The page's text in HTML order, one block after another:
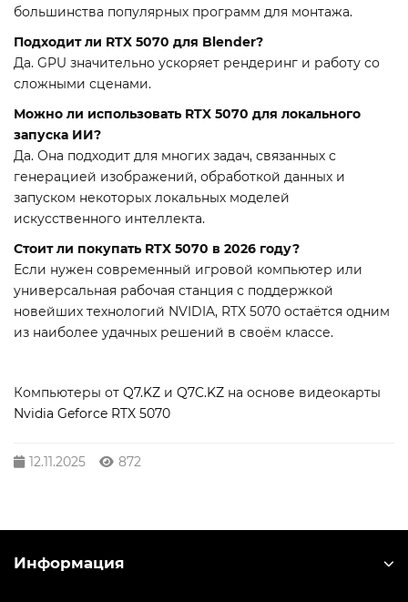
большинства популярных программ для монтажа.
Подходит ли RTX 5070 для Blender?
Да. GPU значительно ускоряет рендеринг и работу со
сложными сценами.
Можно ли использовать RTX 5070 для локального
запуска ИИ?
Да. Она подходит для многих задач, связанных с
генерацией изображений, обработкой данных и
запуском некоторых локальных моделей
искусственного интеллекта.
Стоит ли покупать RTX 5070 в 2026 году?
Если нужен современный игровой компьютер или
универсальная рабочая станция с поддержкой
новейших технологий NVIDIA, RTX 5070 остаётся одним
из наиболее удачных решений в своём классе.
Компьютеры от Q7.KZ и Q7C.KZ на основе видеокарты
Nvidia Geforce RTX 5070
12.11.2025 872
Информация